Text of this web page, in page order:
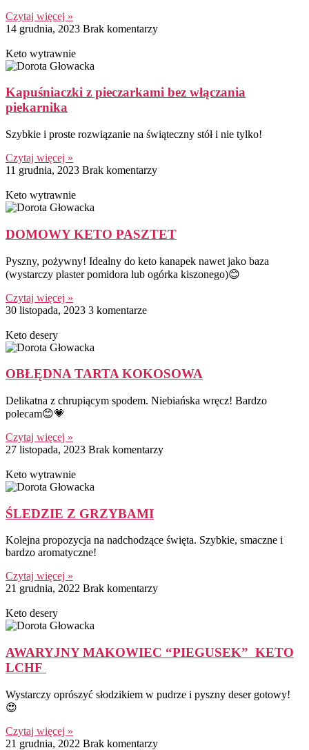
Czytaj więcej »
14 grudnia, 2023 Brak komentarzy
Keto wytrawnie
Kapuśniaczki z pieczarkami bez włączania
piekarnika
Szybkie i proste rozwiązanie na świąteczny stół i nie tylko!
Czytaj więcej »
11 grudnia, 2023 Brak komentarzy
Keto wytrawnie
DOMOWY KETO PASZTET
Pyszny, pożywny! Idealny do keto kanapek nawet jako baza
(wystarczy plaster pomidora lub ogórka kiszonego)😊
Czytaj więcej »
30 listopada, 2023 3 komentarze
Keto desery
OBŁĘDNA TARTA KOKOSOWA
Delikatna z chrupiącym spodem. Niebiańska wręcz! Bardzo
polecam😊💗
Czytaj więcej »
27 listopada, 2023 Brak komentarzy
Keto wytrawnie
ŚLEDZIE Z GRZYBAMI
Kolejna propozycja na nadchodzące święta. Szybkie, smaczne i
bardzo aromatyczne!
Czytaj więcej »
21 grudnia, 2022 Brak komentarzy
Keto desery
AWARYJNY MAKOWIEC “PIEGUSEK” KETO
LCHF
Wystarczy oprószyć słodzikiem w pudrze i pyszny deser gotowy!
😍
Czytaj więcej »
21 grudnia, 2022 Brak komentarzy